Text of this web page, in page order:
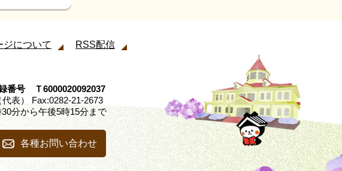
ジについて RSS配信
号 Ｔ6000020092037
表） Fax:0282-21-2673
分から午後5時15分まで
各種お問い合わせ